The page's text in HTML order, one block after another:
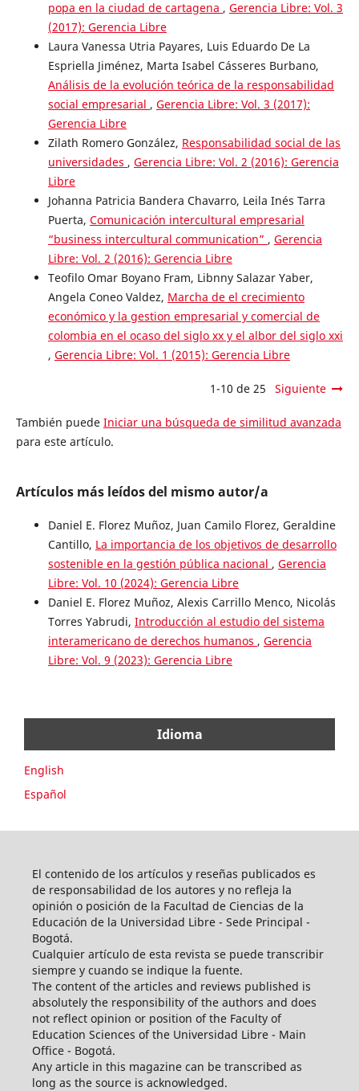
popa en la ciudad de cartagena , Gerencia Libre: Vol. 3
(2017): Gerencia Libre
Laura Vanessa Utria Payares, Luis Eduardo De La
Espriella Jiménez, Marta Isabel Cásseres Burbano,
Análisis de la evolución teórica de la responsabilidad
social empresarial , Gerencia Libre: Vol. 3 (2017):
Gerencia Libre
Zilath Romero González, Responsabilidad social de las
universidades , Gerencia Libre: Vol. 2 (2016): Gerencia
Libre
Johanna Patricia Bandera Chavarro, Leila Inés Tarra
Puerta, Comunicación intercultural empresarial
“business intercultural communication” , Gerencia
Libre: Vol. 2 (2016): Gerencia Libre
Teofilo Omar Boyano Fram, Libnny Salazar Yaber,
Angela Coneo Valdez, Marcha de el crecimiento
económico y la gestion empresarial y comercial de
colombia en el ocaso del siglo xx y el albor del siglo xxi
, Gerencia Libre: Vol. 1 (2015): Gerencia Libre
1-10 de 25 Siguiente
También puede Iniciar una búsqueda de similitud avanzada
para este artículo.
Artículos más leídos del mismo autor/a
Daniel E. Florez Muñoz, Juan Camilo Florez, Geraldine
Cantillo, La importancia de los objetivos de desarrollo
sostenible en la gestión pública nacional , Gerencia
Libre: Vol. 10 (2024): Gerencia Libre
Daniel E. Florez Muñoz, Alexis Carrillo Menco, Nicolás
Torres Yabrudi, Introducción al estudio del sistema
interamericano de derechos humanos , Gerencia
Libre: Vol. 9 (2023): Gerencia Libre
Idioma
English
Español
El contenido de los artículos y reseñas publicados es
de responsabilidad de los autores y no refleja la
opinión o posición de la Facultad de Ciencias de la
Educación de la Universidad Libre - Sede Principal -
Bogotá.
Cualquier artículo de esta revista se puede transcribir
siempre y cuando se indique la fuente.
The content of the articles and reviews published is
absolutely the responsibility of the authors and does
not reflect opinion or position of the Faculty of
Education Sciences of the Universidad Libre - Main
Office - Bogotá.
Any article in this magazine can be transcribed as
long as the source is acknowledged.